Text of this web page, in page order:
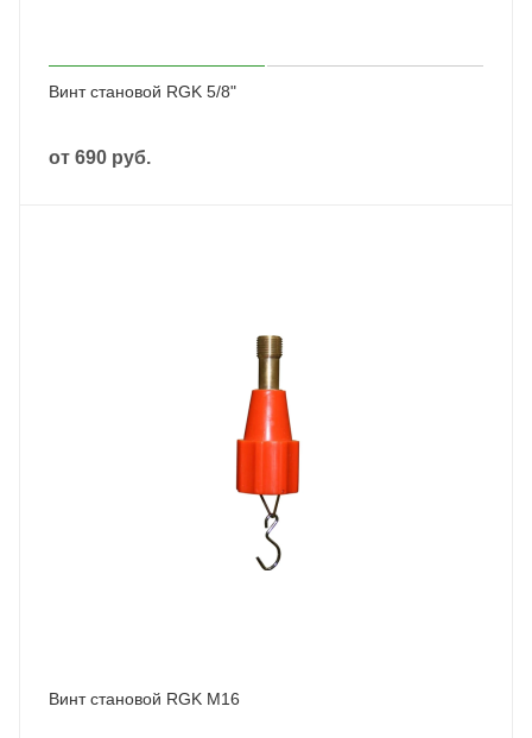
Винт становой RGK 5/8"
от 690 руб.
Винт становой RGK M16